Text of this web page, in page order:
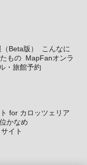
Beta版）
こんなに
もの MapFanオンラ
・旅館予約
for カロッツェリア
かなめ
イト